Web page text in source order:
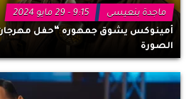
ماجدة بنعيسى
9:15 - 29 مايو 2024
أمينوكس يشوق جمهوره “حفل مهرجان
الصورة